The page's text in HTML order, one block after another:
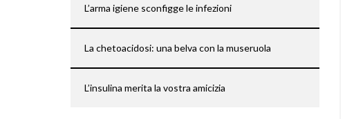
L’arma igiene sconfigge le infezioni
La chetoacidosi: una belva con la museruola
L’insulina merita la vostra amicizia